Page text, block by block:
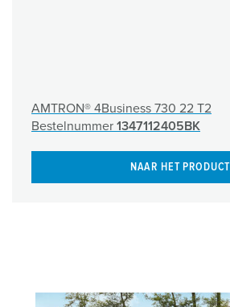
AMTRON® 4Business 730 22 T2
Bestelnummer 1347112405BK
NAAR HET PRODUCT